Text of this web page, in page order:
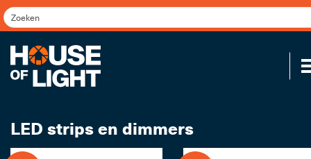
LED strips en dimmers